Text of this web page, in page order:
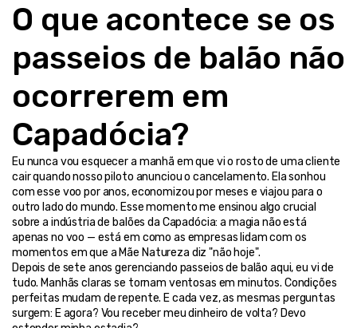
O que acontece se os
passeios de balão não
ocorrerem em
Capadócia?
Eu nunca vou esquecer a manhã em que vi o rosto de uma cliente
cair quando nosso piloto anunciou o cancelamento. Ela sonhou
com esse voo por anos, economizou por meses e viajou para o
outro lado do mundo. Esse momento me ensinou algo crucial
sobre a indústria de balões da Capadócia: a magia não está
apenas no voo — está em como as empresas lidam com os
momentos em que a Mãe Natureza diz "não hoje".
Depois de sete anos gerenciando passeios de balão aqui, eu vi de
tudo. Manhãs claras se tornam ventosas em minutos. Condições
perfeitas mudam de repente. E cada vez, as mesmas perguntas
surgem: E agora? Vou receber meu dinheiro de volta? Devo